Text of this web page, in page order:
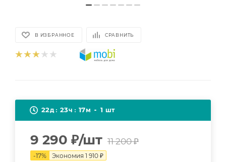
В ИЗБРАННОЕ СРАВНИТЬ
22д 23ч 17м 1 шт
9 290 ₽/шт 11 200₽
-17% Экономия 1 910 ₽